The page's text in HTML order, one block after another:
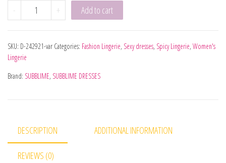
- SUBBLIME - 955601 VESTIDO MANGA COMPRIDA COM
+ Add to cart
SKU: D-242921-var Categories: Fashion Lingerie, Sexy dresses, Spicy Lingerie, Women's
Lingerie
Brand: SUBBLIME, SUBBLIME DRESSES
DESCRIPTION ADDITIONAL INFORMATION
REVIEWS (0)